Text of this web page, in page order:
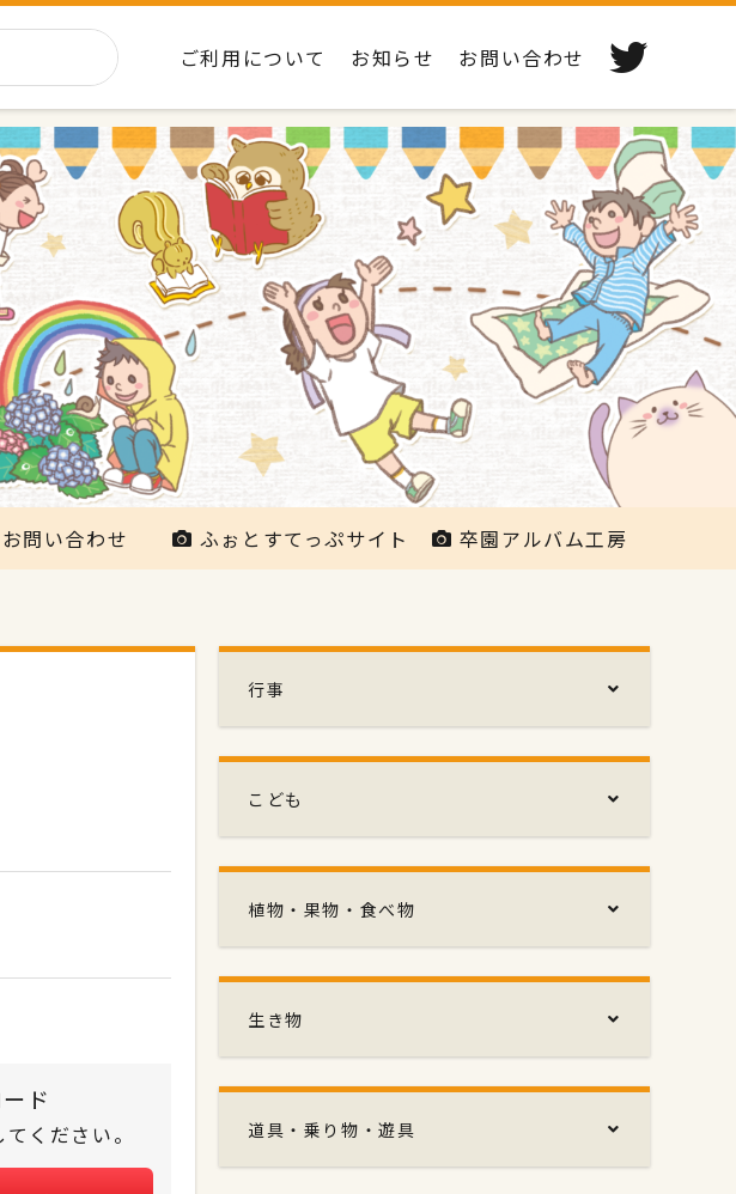
ご利用について お知らせ お問い合わせ
お問い合わせ ふぉとすてっぷサイト 卒園アルバム工房
ド
ください。
行事
こども
植物・果物・食べ物
生き物
道具・乗り物・遊具